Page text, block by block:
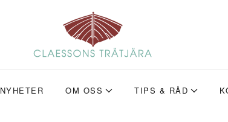
NYHETER OM OSS TIPS & RÅD